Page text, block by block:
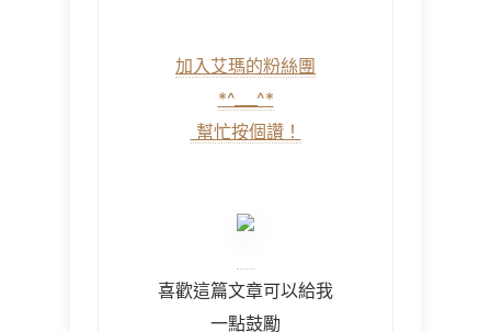
加入艾瑪的粉絲團
*^___^*
幫忙按個讚！
喜歡這篇文章可以給我
一點鼓勵